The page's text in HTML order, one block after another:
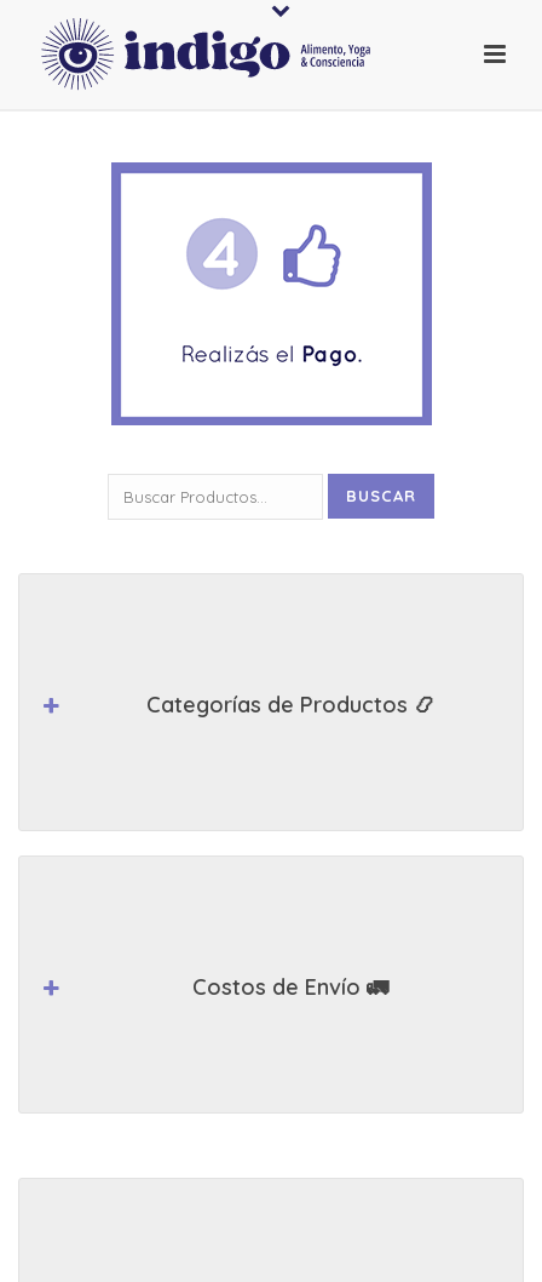
por:
BUSCAR
Categorías de Productos 📿
Costos de Envío 🚛